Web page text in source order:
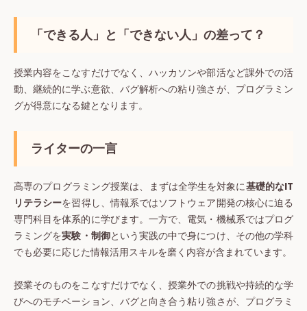
「できる人」と「できない人」の差って？
授業内容をこなすだけでなく、ハッカソンや部活など課外での活
動、継続的に学ぶ意欲、バグ解析への粘り強さが、プログラミン
グが得意になる鍵となります。
ライターの一言
高専のプログラミング授業は、まずは全学生を対象に基礎的なIT
リテラシーを習得し、情報系ではソフトウェア開発の核心に迫る
専門科目を体系的に学びます。一方で、電気・機械系ではプログ
ラミングを実験・制御という実践の中で身につけ、その他の学科
でも必要に応じた情報活用スキルを磨く内容が含まれています。
授業そのものをこなすだけでなく、授業外での挑戦や持続的な学
びへのモチベーション、バグと向き合う粘り強さが、プログラミ